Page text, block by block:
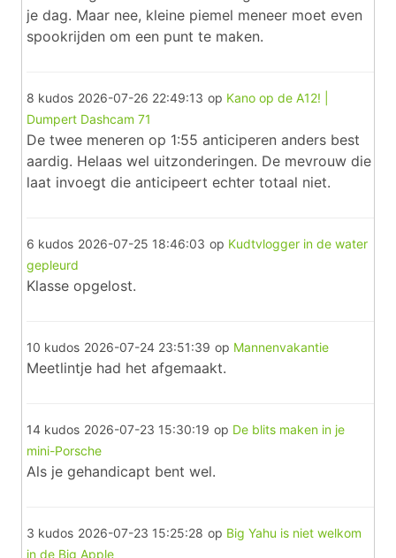
je dag. Maar nee, kleine piemel meneer moet even
spookrijden om een punt te maken.
8 kudos 2026-07-26 22:49:13 op Kano op de A12! |
Dumpert Dashcam 71
De twee meneren op 1:55 anticiperen anders best
aardig. Helaas wel uitzonderingen. De mevrouw die
laat invoegt die anticipeert echter totaal niet.
6 kudos 2026-07-25 18:46:03 op Kudtvlogger in de water
gepleurd
Klasse opgelost.
10 kudos 2026-07-24 23:51:39 op Mannenvakantie
Meetlintje had het afgemaakt.
14 kudos 2026-07-23 15:30:19 op De blits maken in je
mini-Porsche
Als je gehandicapt bent wel.
3 kudos 2026-07-23 15:25:28 op Big Yahu is niet welkom
in de Big Apple